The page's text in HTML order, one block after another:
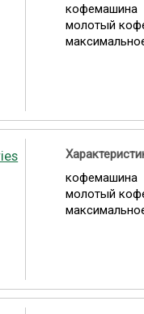
кофемашина
молотый
кофемашина
молотый